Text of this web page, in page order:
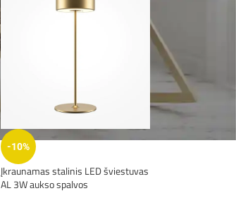
-10%
Įkraunamas stalinis LED šviestuvas
AL 3W aukso spalvos